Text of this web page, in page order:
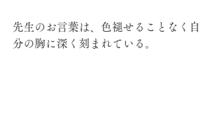
先生のお言葉は、色褪せることなく自
分の胸に深く刻まれている。